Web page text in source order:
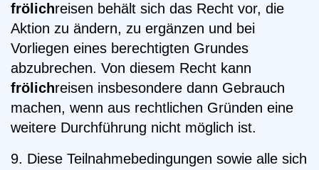
frölichreisen behält sich das Recht vor, die
Aktion zu ändern, zu ergänzen und bei
Vorliegen eines berechtigten Grundes
abzubrechen. Von diesem Recht kann
frölichreisen insbesondere dann Gebrauch
machen, wenn aus rechtlichen Gründen eine
weitere Durchführung nicht möglich ist.
9. Diese Teilnahmebedingungen sowie alle sich